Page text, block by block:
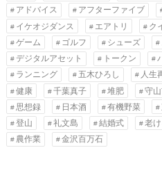
アドバイス
アフターファイブ
イケオジダンス
エアトリ ク
ゲーム
ゴルフ シューズ
デジタルアセット
トークン
ランニング
五木ひろし 人生
健康
千葉真子 堆肥 守
思想録
日本酒 有機野菜
登山
礼文島 結婚式 老
農作業
金沢百万石